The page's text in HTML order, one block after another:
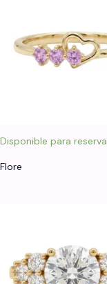
Disponible para reserva
Flore